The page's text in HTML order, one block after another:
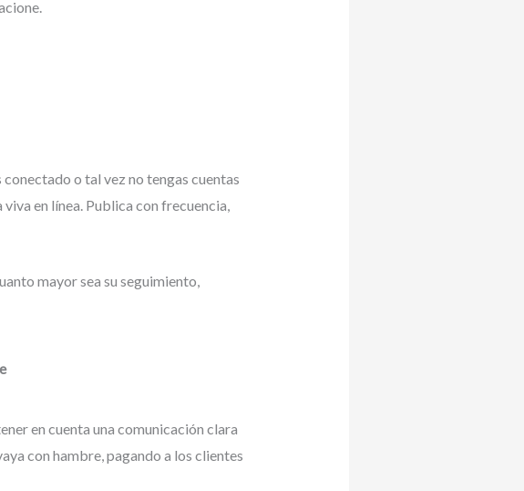
o tal vez no tengas cuentas
en línea. Publica con frecuencia,
mayor sea su seguimiento,
en cuenta una comunicación clara
con hambre, pagando a los clientes